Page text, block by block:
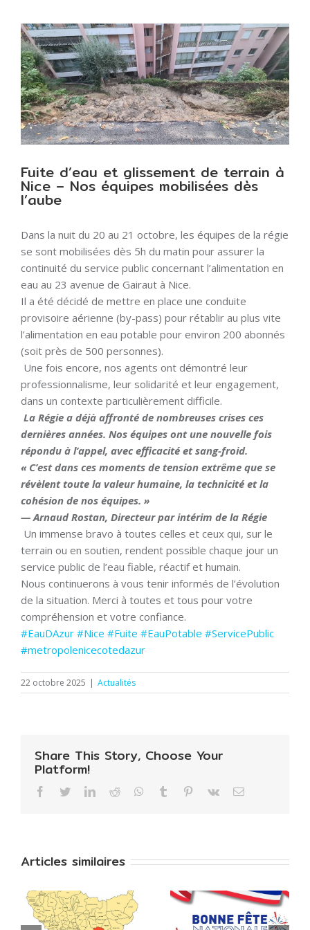
Voir
l'image
agrandie
Fuite d’eau et glissement de terrain à
Nice – Nos équipes mobilisées dès
l’aube
Dans la nuit du 20 au 21 octobre, les équipes de la régie
se sont mobilisées dès 5h du matin pour assurer la
continuité du service public concernant l’alimentation en
eau au 23 avenue de Gairaut à Nice.
Il a été décidé de mettre en place une conduite
provisoire aérienne (by-pass) pour rétablir au plus vite
l’alimentation en eau potable pour environ 200 abonnés
(soit près de 500 personnes).
Une fois encore, nos agents ont démontré leur
professionnalisme, leur solidarité et leur engagement,
dans un contexte particulièrement difficile.
La Régie a déjà affronté de nombreuses crises ces
dernières années. Nos équipes ont une nouvelle fois
répondu à l’appel, avec efficacité et sang-froid.
« C’est dans ces moments de tension extrême que se
révèlent toute la valeur humaine, la technicité et la
cohésion de nos équipes. »
— Arnaud Rostan, Directeur par intérim de la Régie
Un immense bravo à toutes celles et ceux qui, sur le
terrain ou en soutien, rendent possible chaque jour un
service public de l’eau fiable, réactif et humain.
Nous continuerons à vous tenir informés de l’évolution
de la situation. Merci à toutes et tous pour votre
compréhension et votre confiance.
#EauDAzur #Nice #Fuite #EauPotable #ServicePublic
#metropolenicecotedazur
22 octobre 2025 | Actualités
Share This Story, Choose Your
Platform!
Facebook
TwitterLinkedIn
Reddit WhatsApp
Tumblr Pinterest
Vk Email
Articles similaires
ALERTE